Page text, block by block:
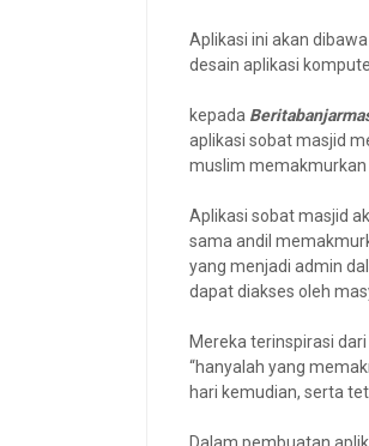
Aplikasi ini akan
desain aplikasi
kepada
aplikasi sobat masjid
muslim memakmurkan
Aplikasi sobat masjid
sama andil
yang menjadi admin
dapat diakses oleh
Mereka terinspirasi
“hanyalah yang
hari kemudian, serta
Dalam pembuatan